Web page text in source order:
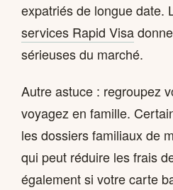
expatriés de longue date.
services Rapid Visa
sérieuses du marché.
Autre astuce : regroupez
voyagez en famille.
les dossiers familiaux de
qui peut réduire les frais
également si votre carte